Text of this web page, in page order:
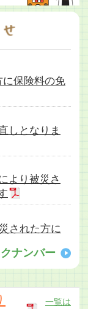
保険料の免
しとなりま
より被災さ
された方に
詫びと訂
ナンバー
一覧は